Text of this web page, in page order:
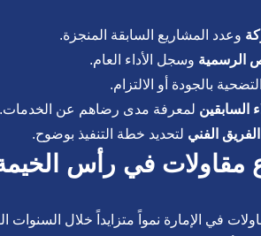
وعدد المشاريع السابقة المنجزة.
الرسمية وسجل الأداء العام.
بالجودة أو الالتزام.
السابقين لمعرفة مدى رضاهم عن الخدمات.
الفني لتحديد خطة التنفيذ بوضوح.
مقاولات في رأس
في الإمارة نمواً متزايداً خلال السنوات